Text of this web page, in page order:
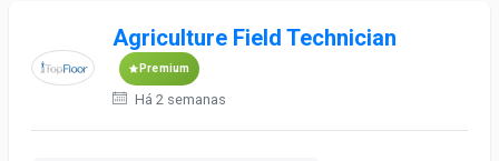
Agriculture Field Technician
Premium
Há 2 semanas